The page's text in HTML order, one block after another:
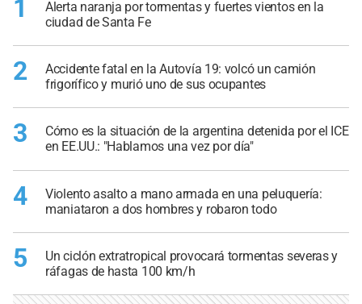
1
Alerta naranja por tormentas y fuertes vientos en la
ciudad de Santa Fe
2
Accidente fatal en la Autovía 19: volcó un camión
frigorífico y murió uno de sus ocupantes
3
Cómo es la situación de la argentina detenida por el ICE
en EE.UU.: "Hablamos una vez por día"
4
Violento asalto a mano armada en una peluquería:
maniataron a dos hombres y robaron todo
5
Un ciclón extratropical provocará tormentas severas y
ráfagas de hasta 100 km/h